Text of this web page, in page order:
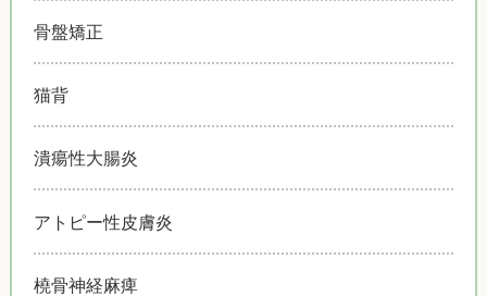
骨盤矯正
猫背
潰瘍性大腸炎
アトピー性皮膚炎
橈骨神経麻痺